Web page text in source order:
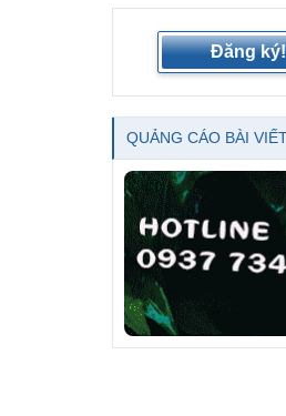
Đăng ký!
QUẢNG CÁO BÀI